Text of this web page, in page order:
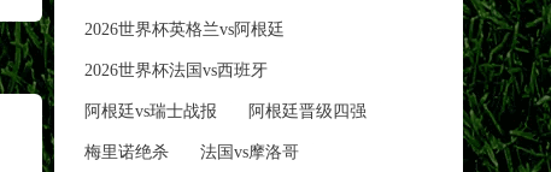
2026世界杯英格兰vs阿根廷
2026世界杯法国vs西班牙
阿根廷vs瑞士战报 阿根廷晋级四强
梅里诺绝杀 法国vs摩洛哥